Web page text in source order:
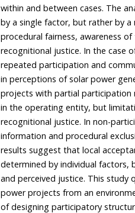
within and between cases. The
by a single factor, but rather by
procedural fairness, awareness
recognitional justice. In the case
repeated participation and
in perceptions of solar power
projects with partial participation
in the operating entity, but
recognitional justice. In non-
information and procedural
results suggest that local
determined by individual factors,
and perceived justice. This study
power projects from an
of designing participatory